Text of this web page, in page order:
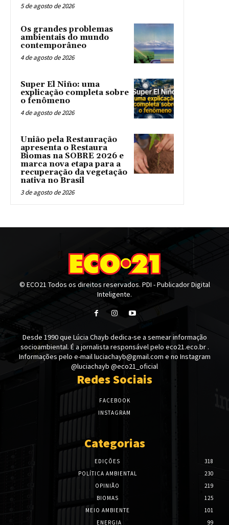
5 de agosto de 2026
Os grandes problemas
ambientais do mundo
contemporâneo
4 de agosto de 2026
Super El Niño: uma
explicação completa sobre
o fenômeno
4 de agosto de 2026
União pela Restauração
apresenta o Restaura
Biomas na SOBRE 2026 e
marca nova etapa para a
recuperação da vegetação
nativa no Brasil
3 de agosto de 2026
© ECO21 Todos os direitos reservados. PDI - Publicador Digital
Inteligente.
Desde 1990 que Lúcia Chayb dedica-se a semear informação
socioambiental. É a jornalista responsável pelo eco21.eco.br .
Informações pelo e-mail luciachayb@gmail.com e no Instagram
@luciachayb @eco21_oficial
Redes Sociais
FACEBOOK
INSTAGRAM
Categorias
EDIÇÕES
318
POLÍTICA AMBIENTAL
230
OPINIÃO
219
BIOMAS
125
MEIO AMBIENTE
101
ENERGIA
99